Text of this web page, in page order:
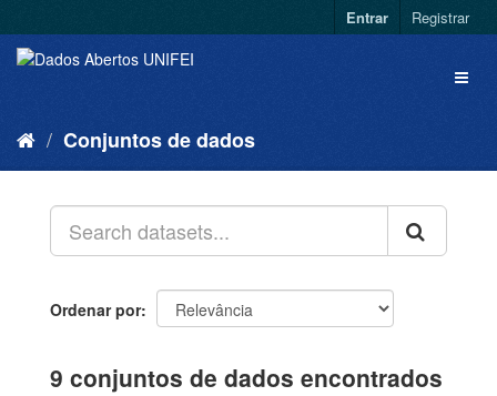
Entrar Registrar
Conjuntos de dados
Ordenar por
9 conjuntos de dados encontrados